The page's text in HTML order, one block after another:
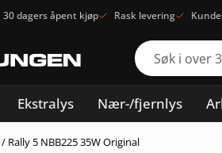
30 dagers åpent kjøp Rask levering
Ekstralys Nær-/fjernlys
/ Rally 5 NBB225 35W Original